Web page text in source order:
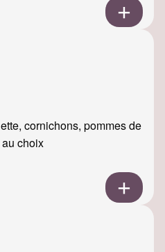
cornichons, pommes de
choix